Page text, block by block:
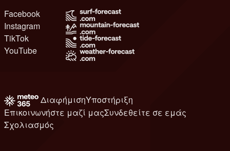
Facebook
Instagram
TikTok
YouTube
ΔιαφήμισηΥποστήριξη
Επικοινωνήστε μαζί μαςΣυνδεθείτε σε εμάς
Σχολιασμός